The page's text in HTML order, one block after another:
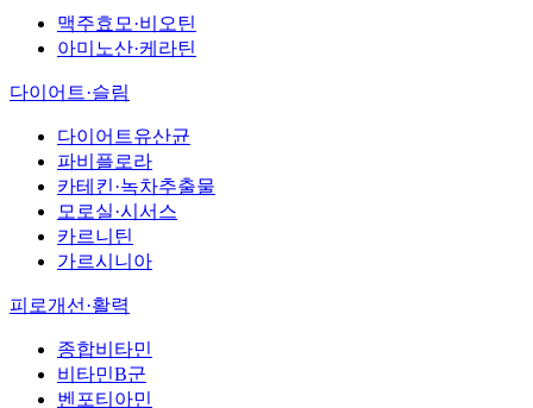
맥주효모·비오틴
아미노산·케라틴
다이어트·슬림
다이어트유산균
파비플로라
카테킨·녹차추출물
모로실·시서스
카르니틴
가르시니아
피로개선·활력
종합비타민
비타민B군
벤포티아민